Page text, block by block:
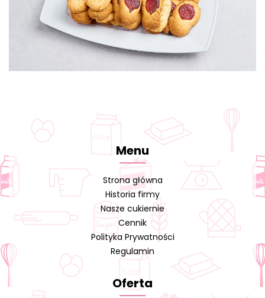
Menu
Strona główna
Historia firmy
Nasze cukiernie
Cennik
Polityka Prywatności
Regulamin
Oferta